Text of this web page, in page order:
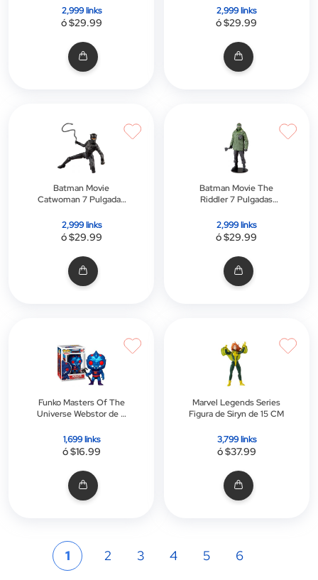
2,999 links
ó $29.99
2,999 links
ó $29.99
Batman Movie
Catwoman 7 Pulgadas
2,999 links
ó $29.99
Batman Movie The
Riddler 7 Pulgadas
2,999 links
ó $29.99
Funko Masters Of The
Universe Webstor de 9
1,699 links
ó $16.99
Marvel Legends Series
Figura de Siryn de 15 CM
3,799 links
ó $37.99
Actualmente
1 Página
2 Página
3 Página
4 Página
5 Página
6